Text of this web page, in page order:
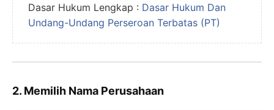
Dasar Hukum Lengkap : Dasar Hukum Dan
Undang-Undang Perseroan Terbatas (PT)
2. Memilih Nama Perusahaan